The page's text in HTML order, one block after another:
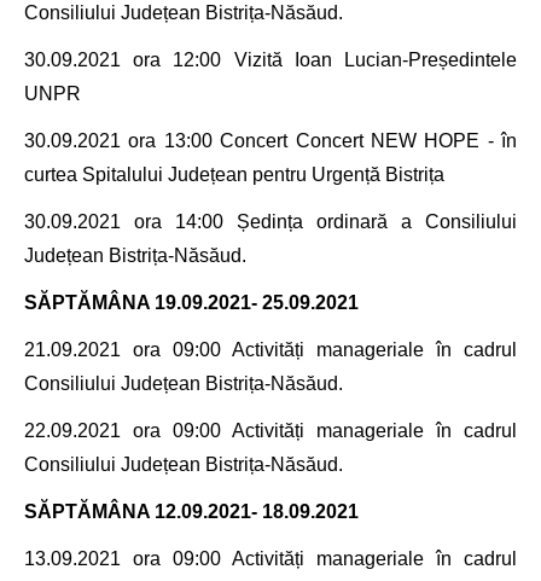
Consiliului Județean Bistrița-Năsăud.
30.09.2021 ora 12:00 Vizită Ioan Lucian-Președintele
UNPR
30.09.2021 ora 13:00 Concert Concert NEW HOPE -în
curtea Spitalului Județean pentru Urgență Bistrița
30.09.2021 ora 14:00 Ședința ordinară a Consiliului
Județean Bistrița-Năsăud.
SĂPTĂMÂNA 19.09.2021- 25.09.2021
21.09.2021 ora 09:00 Activități manageriale în cadrul
Consiliului Județean Bistrița-Năsăud.
22.09.2021 ora 09:00 Activități manageriale în cadrul
Consiliului Județean Bistrița-Năsăud.
SĂPTĂMÂNA 12.09.2021- 18.09.2021
13.09.2021 ora 09:00 Activități manageriale în cadrul